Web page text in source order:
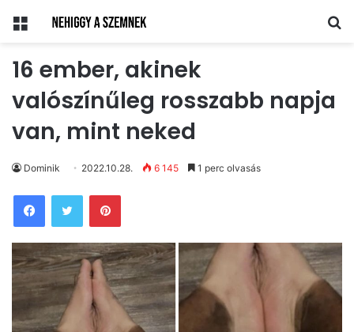
Menü
16 ember, akinek
valószínűleg rosszabb napja
van, mint neked
Dominik 2022.10.28. 6 145 1 perc olvasás
Pinterest